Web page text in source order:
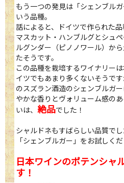
もう一つの発見は「シェンブル
いう品種。
話によると、ドイツで作られた品
マスカット・ハンブルグとシュ
ルグンダー（ピノノワール）か
たそうです。
この品種を栽培するワイナリー
イツでもあまり多くないそうで
のスズラン酒造のシェンブルガ
やかな香りとヴォリューム感の
いは、絶品でした！
シャルドネもすばらしい品質で
「シェンブルガー」をお試しくだ
日本ワインのポテンシャ
す！